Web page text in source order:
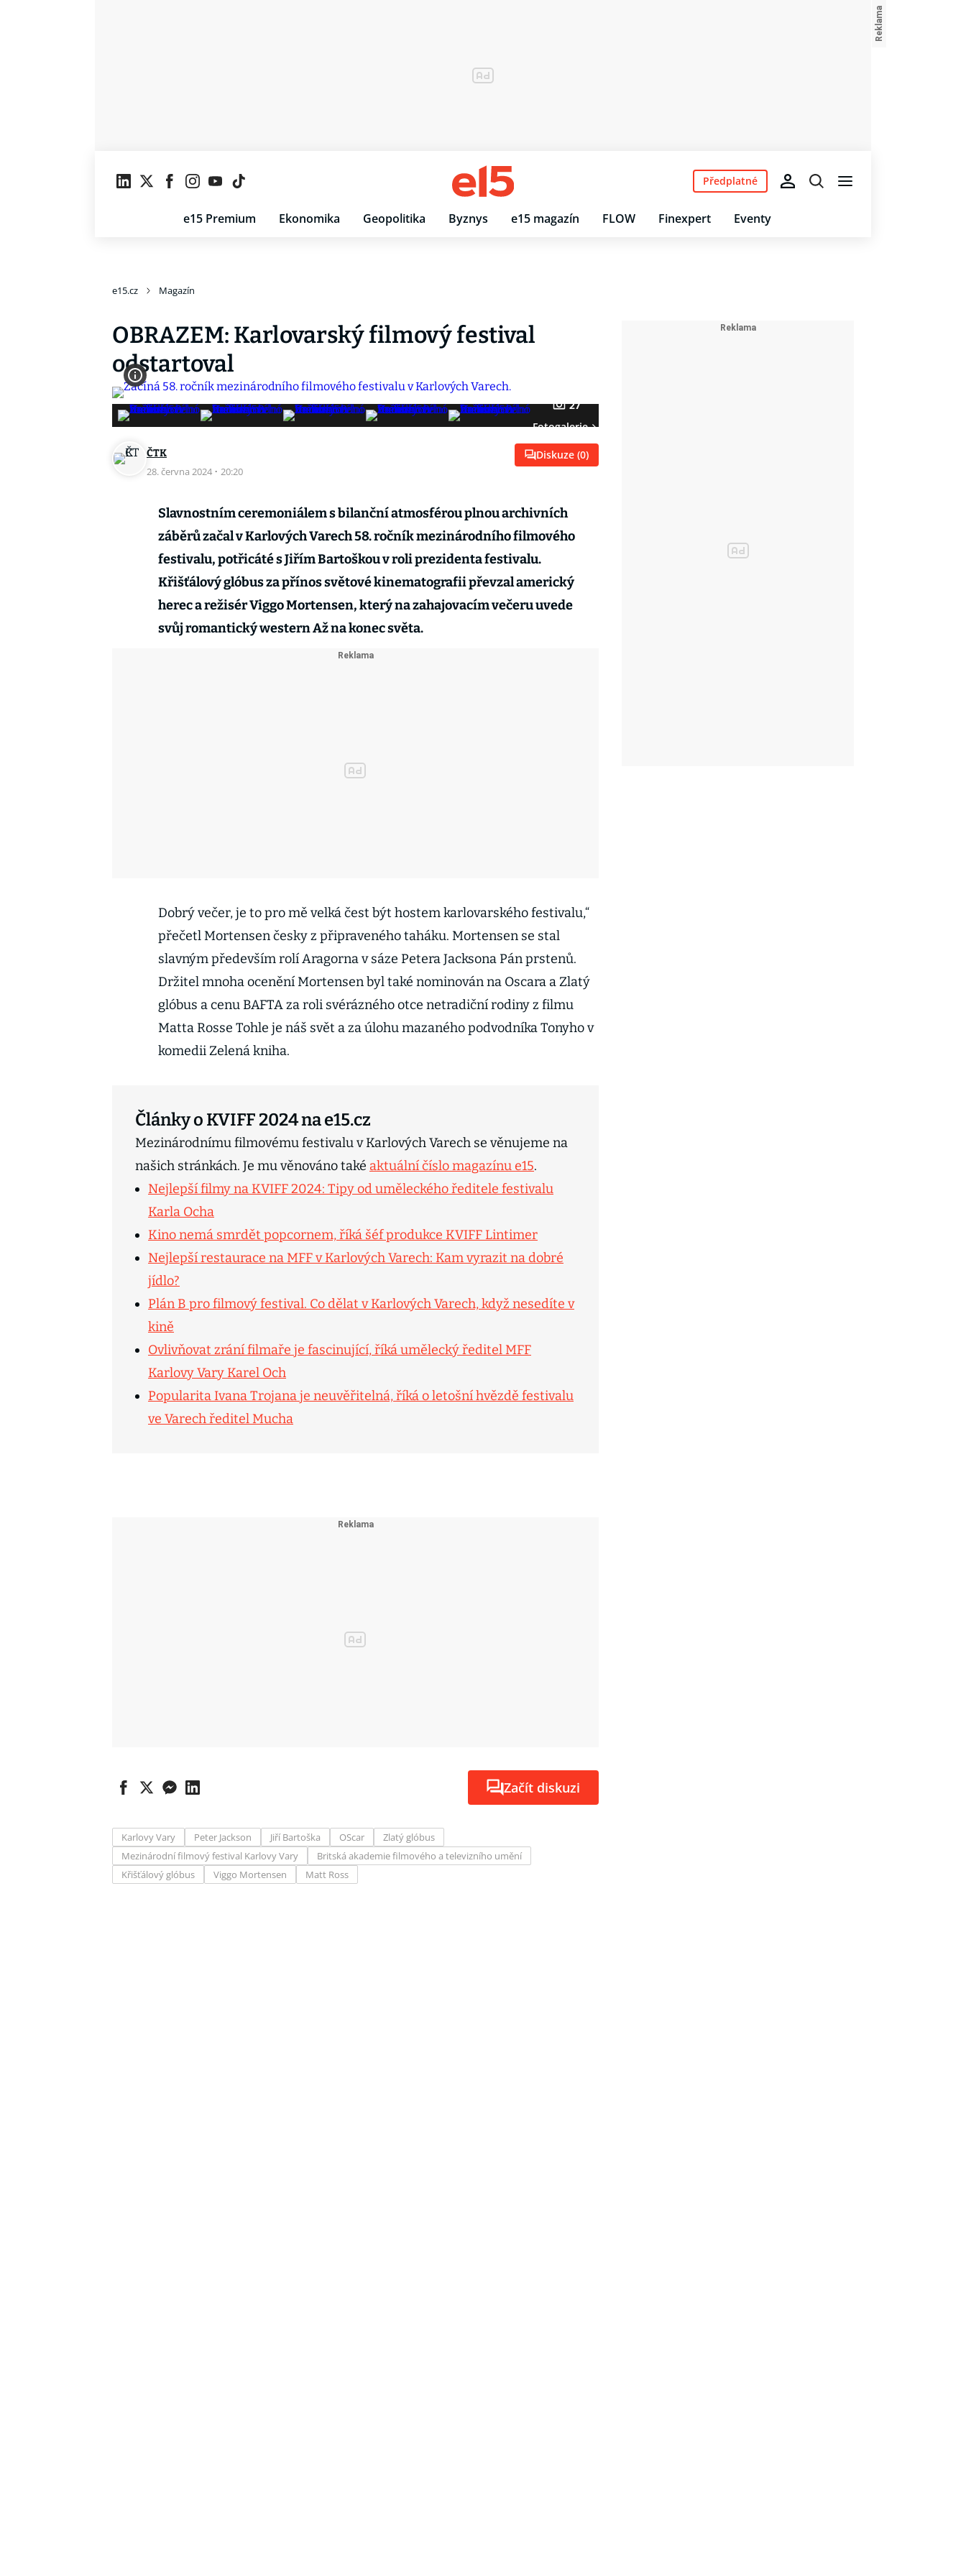
e15 Premium Ekonomika Geopolitika Byznys e15 magazín FLOW Finexpert Eventy
Předplatné
e15.cz Magazín
OBRAZEM: Karlovarský filmový festival
odstartoval
27
Fotogalerie
ČTK
28. června 2024 · 20:20
Diskuze (0)
Slavnostním ceremoniálem s bilanční atmosférou plnou archivních
záběrů začal v Karlových Varech 58. ročník mezinárodního filmového
festivalu, potřicáté s Jiřím Bartoškou v roli prezidenta festivalu.
Křišťálový glóbus za přínos světové kinematografii převzal americký
herec a režisér Viggo Mortensen, který na zahajovacím večeru uvede
svůj romantický western Až na konec světa.
Dobrý večer, je to pro mě velká čest být hostem karlovarského festivalu,“
přečetl Mortensen česky z připraveného taháku. Mortensen se stal
slavným především rolí Aragorna v sáze Petera Jacksona Pán prstenů.
Držitel mnoha ocenění Mortensen byl také nominován na Oscara a Zlatý
glóbus a cenu BAFTA za roli svérázného otce netradiční rodiny z filmu
Matta Rosse Tohle je náš svět a za úlohu mazaného podvodníka Tonyho v
komedii Zelená kniha.
Články o KVIFF 2024 na e15.cz
Mezinárodnímu filmovému festivalu v Karlových Varech se věnujeme na
našich stránkách. Je mu věnováno také aktuální číslo magazínu e15.
Nejlepší filmy na KVIFF 2024: Tipy od uměleckého ředitele festivalu
Karla Ocha
Kino nemá smrdět popcornem, říká šéf produkce KVIFF Lintimer
Nejlepší restaurace na MFF v Karlových Varech: Kam vyrazit na dobré
jídlo?
Plán B pro filmový festival. Co dělat v Karlových Varech, když nesedíte v
kině
Ovlivňovat zrání filmaře je fascinující, říká umělecký ředitel MFF
Karlovy Vary Karel Och
Popularita Ivana Trojana je neuvěřitelná, říká o letošní hvězdě festivalu
ve Varech ředitel Mucha
Začít diskuzi
Karlovy Vary Peter Jackson Jiří Bartoška OScar
Zlatý glóbus
Mezinárodní filmový festival Karlovy Vary
Britská akademie filmového a televizního umění
Křišťálový glóbus
Viggo Mortensen Matt Ross